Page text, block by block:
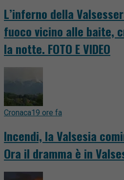
L’inferno della
fuoco vicino alle baite,
la notte. FOTO E VIDEO
Cronaca19 ore fa
Incendi, la Valsesia
Ora il dramma è in